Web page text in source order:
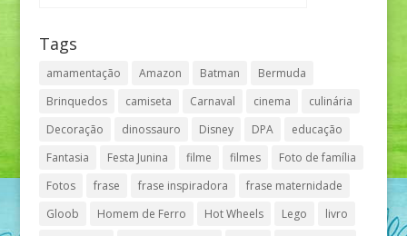
Tags
amamentação Amazon Batman
Bermuda
Brinquedos
camiseta Carnaval cinema
culinária
Decoração
dinossauro Disney DPA
educação
Fantasia
Festa Junina filme filmes
Foto de família
Fotos
frase frase inspiradora
frase maternidade
Gloob
Homem de Ferro Hot Wheels Lego
livro